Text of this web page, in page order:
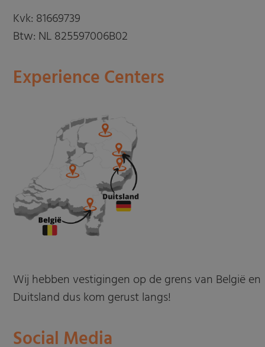
Kvk: 81669739
Btw: NL 825597006B02
Experience Centers
Wij hebben vestigingen op de grens van België en
Duitsland dus kom gerust langs!
Social Media